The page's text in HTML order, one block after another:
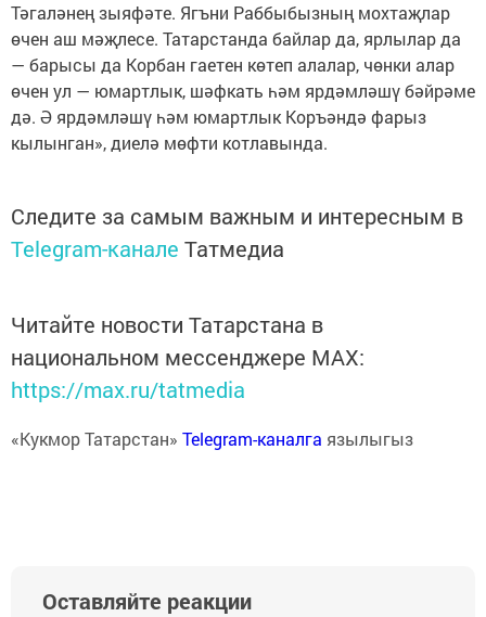
Тәгаләнең зыяфәте. Ягъни Раббыбызның мохтаҗлар
өчен аш мәҗлесе. Татарстанда байлар да, ярлылар да
— барысы да Корбан гаетен көтеп алалар, чөнки алар
өчен ул — юмартлык, шәфкать һәм ярдәмләшү бәйрәме
дә. Ә ярдәмләшү һәм юмартлык Коръәндә фарыз
кылынган», диелә мөфти котлавында.
Следите за самым важным и интересным в
Telegram-канале Татмедиа
Читайте новости Татарстана в
национальном мессенджере MАХ:
https://max.ru/tatmedia
«Кукмор Татарстан» Telegram-каналга язылыгыз
Оставляйте реакции